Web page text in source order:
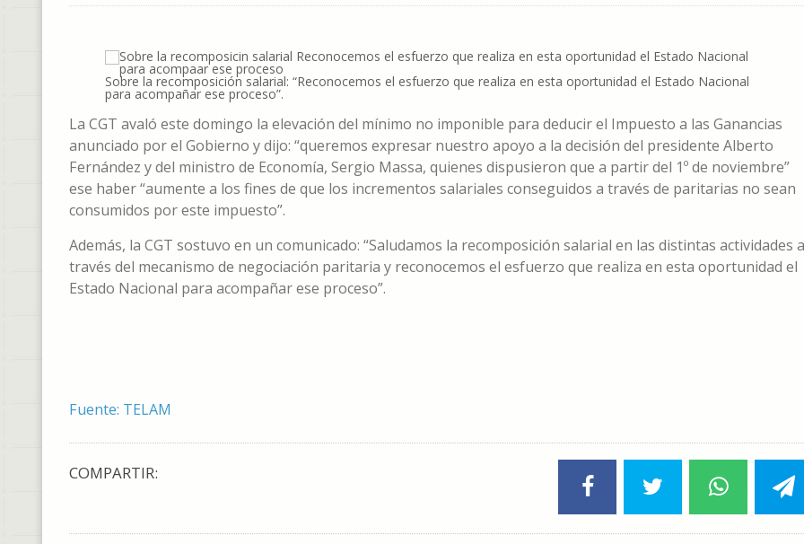
Sobre la recomposición salarial: “Reconocemos el esfuerzo que realiza en esta oportunidad el Estado Nacional
para acompañar ese proceso”.
La CGT avaló este domingo la elevación del mínimo no imponible para deducir el Impuesto a las Ganancias
anunciado por el Gobierno y dijo: “queremos expresar nuestro apoyo a la decisión del presidente Alberto
Fernández y del ministro de Economía, Sergio Massa, quienes dispusieron que a partir del 1º de noviembre”
ese haber “aumente a los fines de que los incrementos salariales conseguidos a través de paritarias no sean
consumidos por este impuesto”.
Además, la CGT sostuvo en un comunicado: “Saludamos la recomposición salarial en las distintas actividades a
través del mecanismo de negociación paritaria y reconocemos el esfuerzo que realiza en esta oportunidad el
Estado Nacional para acompañar ese proceso”.
Fuente: TELAM
COMPARTIR: